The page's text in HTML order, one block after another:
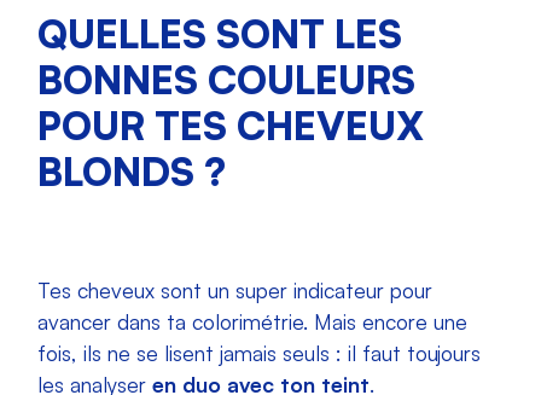
QUELLES SONT LES
BONNES COULEURS
POUR TES CHEVEUX
BLONDS ?
Tes cheveux sont un super indicateur pour
avancer dans ta colorimétrie. Mais encore une
fois, ils ne se lisent jamais seuls : il faut toujours
les analyseren duo avec ton teint.